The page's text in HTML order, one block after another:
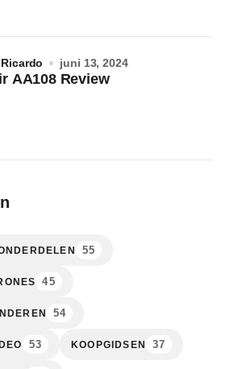
AA108 Review
Ricardo juni 13, 2024
55
45
54
53 KOOPGIDSEN 37